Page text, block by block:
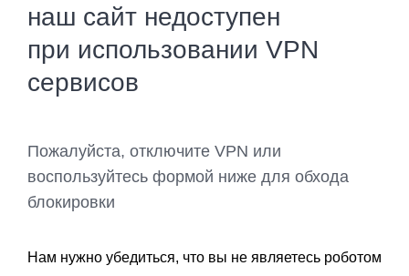
наш сайт недоступен
при использовании VPN
сервисов
Пожалуйста, отключите VPN или
воспользуйтесь формой ниже для обхода
блокировки
Нам нужно убедиться, что вы не являетесь роботом